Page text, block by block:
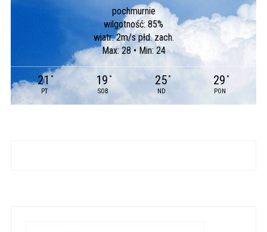
pochmurnie
wilgotność: 85%
wiatr: 2m/s płd. zach.
Max: 28 • Min: 24
21 °
PT
19 °
SOB
25 °
ND
29 °
PON